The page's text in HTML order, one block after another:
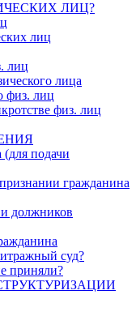
ЛИЦ?
лиц
лиц
лица
физ. лиц
физ. лиц
(для подачи
гражданина
должников
суд?
приняли?